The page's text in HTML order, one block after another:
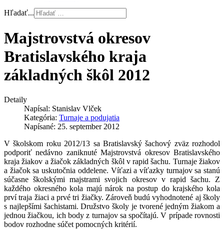
Hľadať...
Majstrovstvá okresov
Bratislavského kraja
základných škôl 2012
Detaily
Napísal: Stanislav Vlček
Kategória: Turnaje a podujatia
Napísané: 25. september 2012
V školskom roku 2012/13 sa Bratislavský šachový zväz rozhodol
podporiť nedávno zaniknuté Majstrovstvá okresov Bratislavského
kraja žiakov a žiačok základných škôl v rapid šachu. Turnaje žiakov
a žiačok sa uskutočnia oddelene. Víťazi a víťazky turnajov sa stanú
súčasne školskými majstrami svojich okresov v rapid šachu. Z
každého okresného kola majú nárok na postup do krajského kola
prví traja žiaci a prvé tri žiačky. Zároveň budú vyhodnotené aj školy
s najlepšími šachistami. Družstvo školy je tvorené jedným žiakom a
jednou žiačkou, ich body z turnajov sa spočítajú. V prípade rovnosti
bodov rozhodne súčet pomocných kritérií.